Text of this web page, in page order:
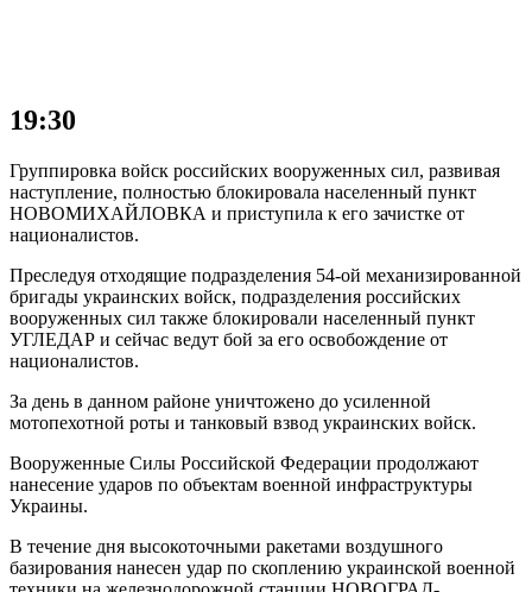
19:30
Группировка войск российских вооруженных сил, развивая
наступление, полностью блокировала населенный пункт
НОВОМИХАЙЛОВКА и приступила к его зачистке от
националистов.
Преследуя отходящие подразделения 54-ой механизированной
бригады украинских войск, подразделения российских
вооруженных сил также блокировали населенный пункт
УГЛЕДАР и сейчас ведут бой за его освобождение от
националистов.
За день в данном районе уничтожено до усиленной
мотопехотной роты и танковый взвод украинских войск.
Вооруженные Силы Российской Федерации продолжают
нанесение ударов по объектам военной инфраструктуры
Украины.
В течение дня высокоточными ракетами воздушного
базирования нанесен удар по скоплению украинской военной